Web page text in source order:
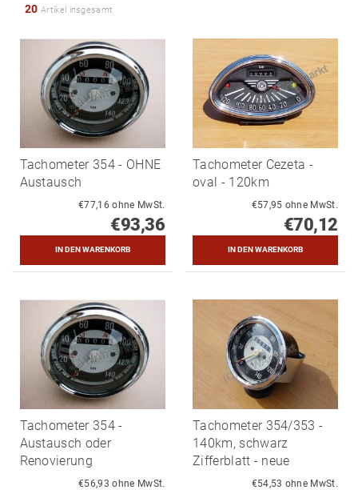
20 Artikel insgesamt
Tachometer 354 - OHNE
Austausch
€77,16 ohne MwSt.
€93,36
Tachometer Cezeta -
oval - 120km
€57,95 ohne MwSt.
€70,12
Tachometer 354 -
Austausch oder
Renovierung
€56,93 ohne MwSt.
Tachometer 354/353 -
140km, schwarz
Zifferblatt - neue
€54,53 ohne MwSt.